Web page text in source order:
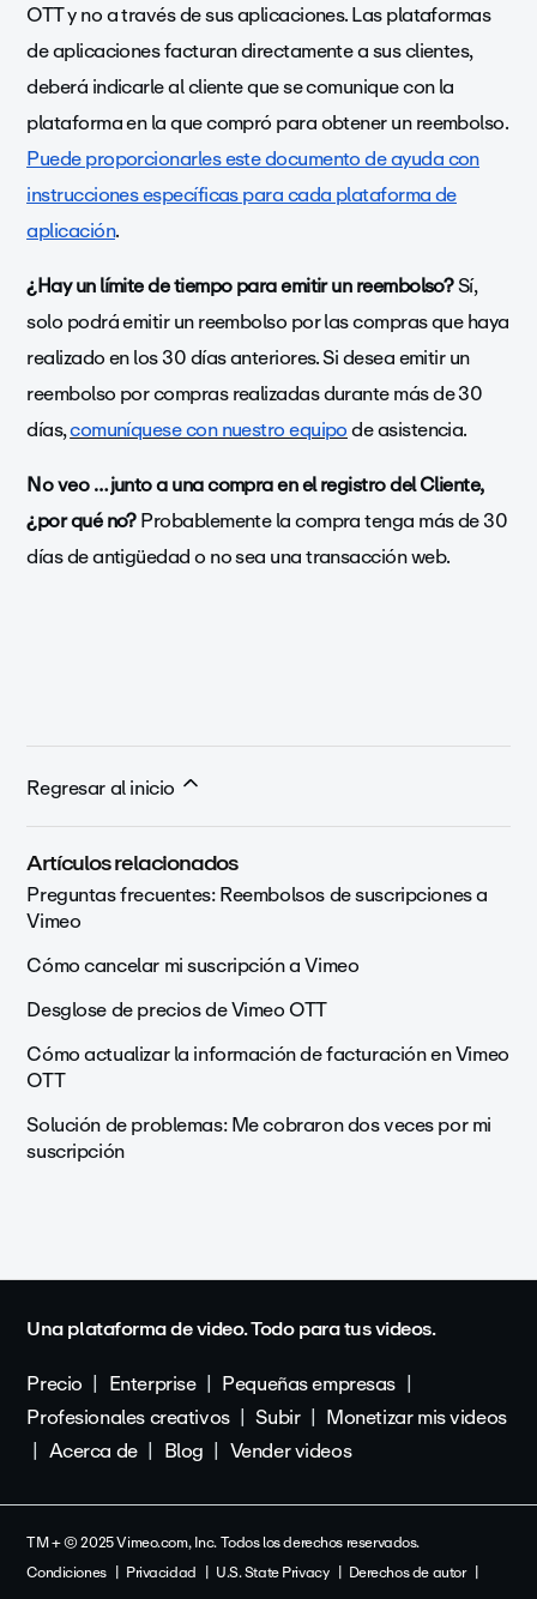
OTT y no a través de sus aplicaciones. Las plataformas
de aplicaciones facturan directamente a sus clientes,
deberá indicarle al cliente que se comunique con la
plataforma en la que compró para obtener un reembolso.
Puede proporcionarles este documento de ayuda con
instrucciones específicas para cada plataforma de
aplicación.
¿Hay un límite de tiempo para emitir un reembolso?Sí,
solo podrá emitir un reembolso por las compras que haya
realizado en los 30 días anteriores. Si desea emitir un
reembolso por compras realizadas durante más de 30
días,comuníquese con nuestro equipode asistencia.
No veo … junto a una compra en el registro del Cliente,
¿por qué no?Probablemente la compra tenga más de 30
días de antigüedad o no sea una transacción web.
Regresar al inicio
Artículos relacionados
Preguntas frecuentes: Reembolsos de suscripciones a
Vimeo
Cómo cancelar mi suscripción a Vimeo
Desglose de precios de Vimeo OTT
Cómo actualizar la información de facturación en Vimeo
OTT
Solución de problemas: Me cobraron dos veces por mi
suscripción
Una plataforma de video. Todo para tus videos.
Precio
Enterprise
Pequeñas empresas
Profesionales creativos
Subir
Monetizar mis videos
Acerca de
Blog Vender videos
TM + © 2025 Vimeo.com, Inc. Todos los derechos reservados.
Condiciones
Privacidad U.S. State Privacy
Derechos de autor